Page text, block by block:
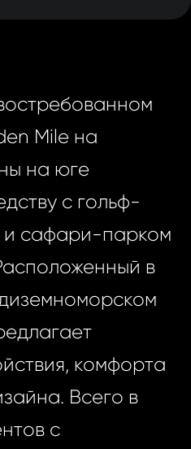
Mile на
на юге
с гольф-
и сафари-парком
в
комфорта
Всего в
с